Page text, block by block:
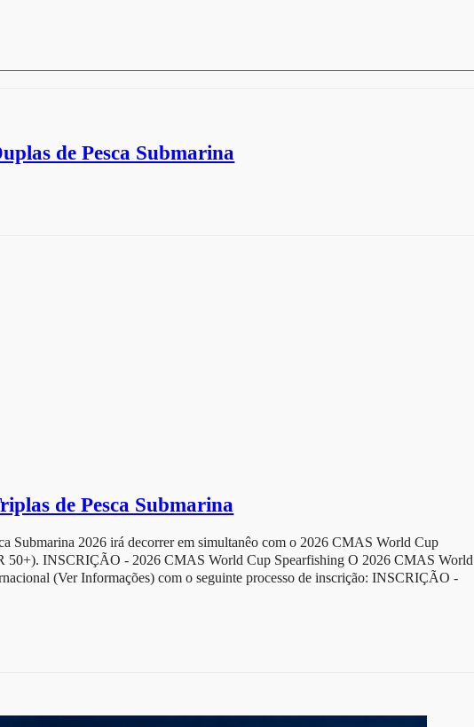
de Pesca Submarina
de Pesca Submarina
Submarina 2026 irá decorrer em simultanêo com o 2026 CMAS World Cup
INSCRIÇÃO - 2026 CMAS World Cup Spearfishing O 2026 CMAS World
(Ver Informações) com o seguinte processo de inscrição: INSCRIÇÃO -